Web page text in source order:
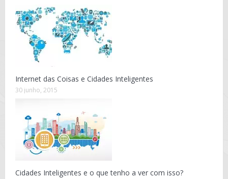
Internet das Coisas e Cidades Inteligentes
30 junho, 2015
Cidades Inteligentes e o que tenho a ver com isso?